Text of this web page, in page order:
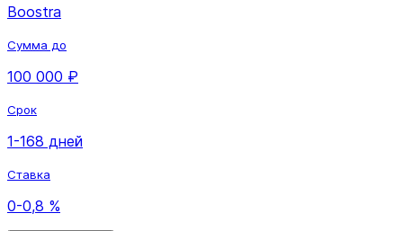
Boostra
Сумма до
100 000 ₽
Срок
1-168 дней
Ставка
0-0,8 %